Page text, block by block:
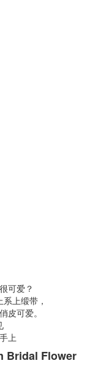
可爱？
上缎带，
皮可爱。
上
Bridal Flower